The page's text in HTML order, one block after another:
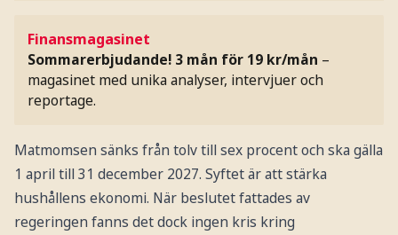
Finansmagasinet
Sommarerbjudande! 3 mån för 19 kr/mån –
magasinet med unika analyser, intervjuer och
reportage.
Matmomsen sänks från tolv till sex procent och ska gälla
1 april till 31 december 2027. Syftet är att stärka
hushållens ekonomi. När beslutet fattades av
regeringen fanns det dock ingen kris kring